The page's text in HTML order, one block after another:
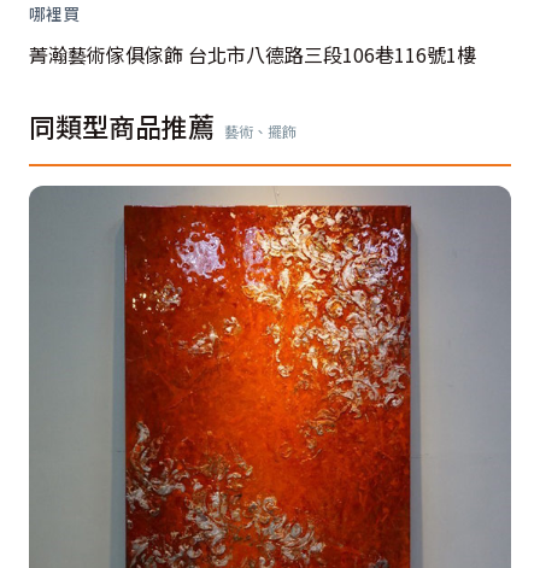
哪裡買
菁瀚藝術傢俱傢飾 台北市八德路三段106巷116號1樓
同類型商品推薦 藝術、擺飾